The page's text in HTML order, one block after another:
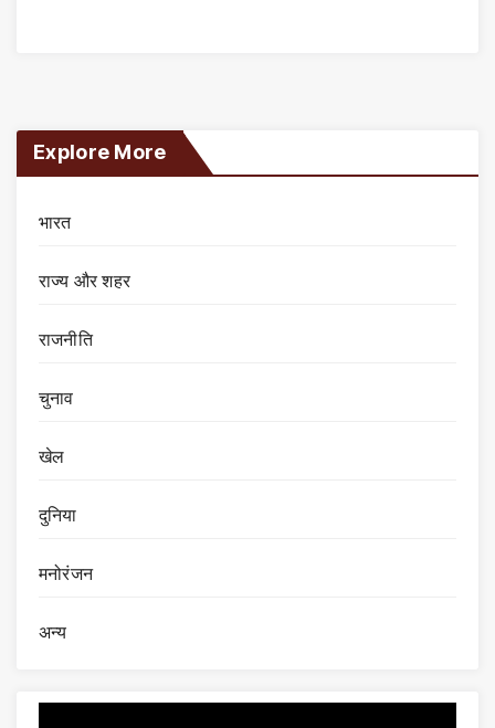
Explore More
भारत
राज्य और शहर
राजनीति
चुनाव
खेल
दुनिया
मनोरंजन
अन्य